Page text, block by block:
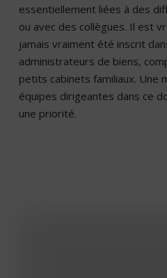
essentiellement liées à des
ou avec des collègues. Il est
jamais vraiment été inscrit
administrateurs de biens,
petits cabinets familiaux. Une
équipes dirigeantes dans ce
une priorité.